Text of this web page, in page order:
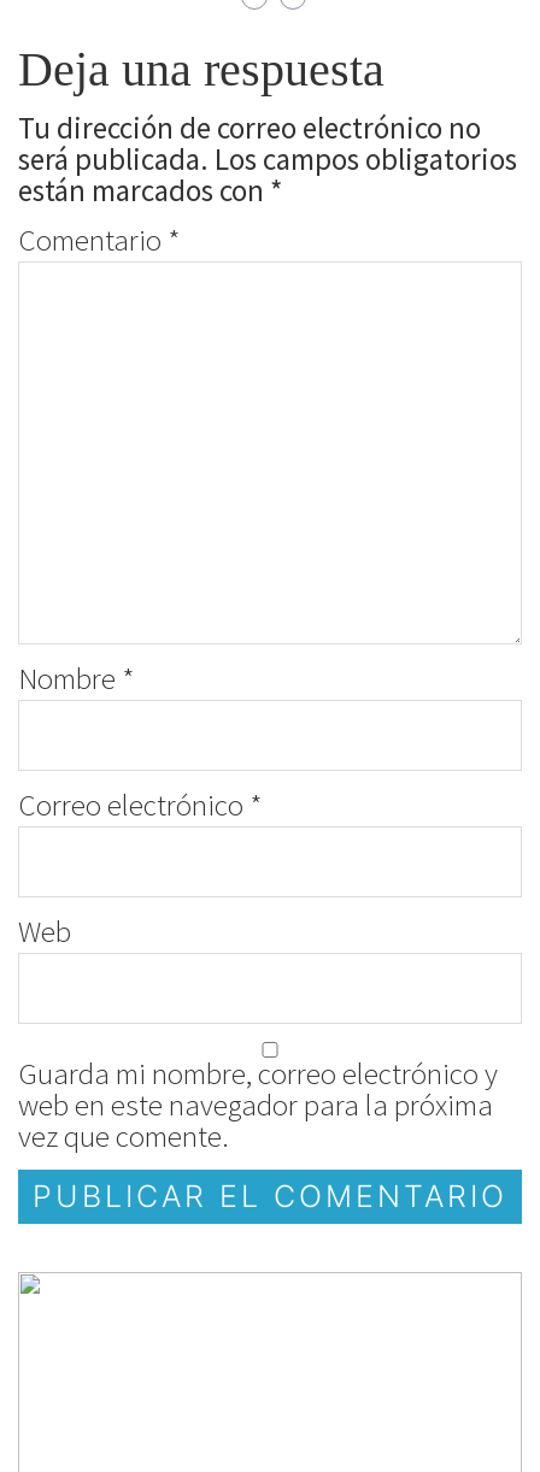
Deja una respuesta
Tu dirección de correo electrónico no
será publicada. Los campos obligatorios
están marcados con *
Comentario *
Nombre *
Correo electrónico *
Web
Guarda mi nombre, correo electrónico y
web en este navegador para la próxima
vez que comente.